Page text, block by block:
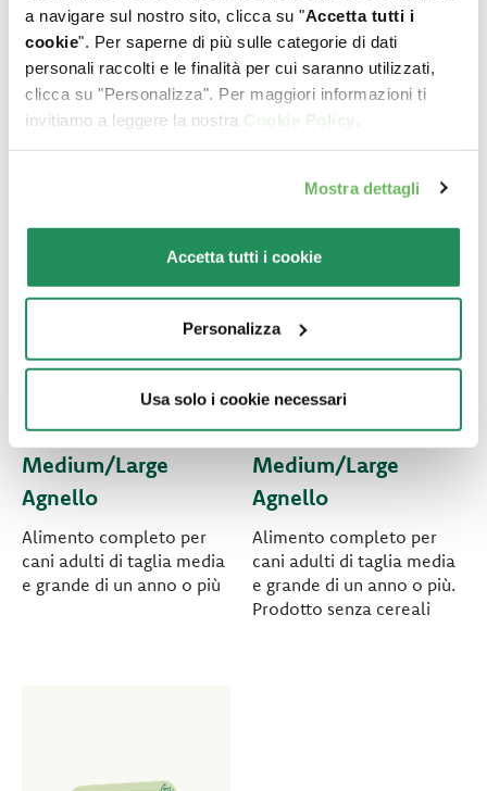
a navigare sul nostro sito, clicca su "Accetta tutti i
cookie". Per saperne di più sulle categorie di dati
personali raccolti e le finalità per cui saranno utilizzati,
clicca su "Personalizza". Per maggiori informazioni ti
invitiamo a leggere la nostra Cookie Policy
Mostra dettagli
Accetta tutti i cookie
Personalizza
Usa solo i cookie necessari
ONE ANIMAL
PROTEIN • Adult
Medium/Large
Agnello
Alimento completo per
cani adulti di taglia media
e grande di un anno o più
GRAIN FREE
FORMULA • Adult
Medium/Large
Agnello
Alimento completo per
cani adulti di taglia media
e grande di un anno o più.
Prodotto senza cereali